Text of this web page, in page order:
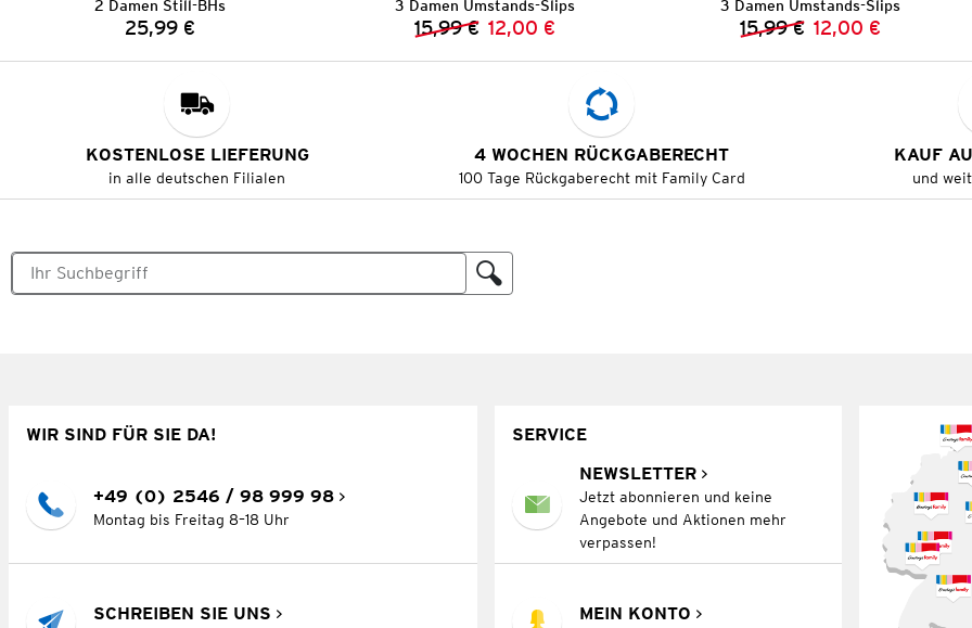
2 Damen Still-BHs
Preis:
25,99 €
3 Damen Umstands-Slips
Vorheriger Preis:
15,99 € Neuer Preis:
12,00 €
3 Damen Umstands-Slips
Vorheriger Preis:
15,99 € Neuer Preis:
12,00 €
KOSTENLOSE LIEFERUNG
in alle deutschen Filialen
4 WOCHEN RÜCKGABERECHT
100 Tage Rückgaberecht mit Family Card
KAUF
und
WIR SIND FÜR SIE DA!
+49 (0) 2546 / 98 999 98
Montag bis Freitag 8–18 Uhr
SCHREIBEN SIE UNS
SERVICE
NEWSLETTER
Jetzt abonnieren und keine
Angebote und Aktionen mehr
verpassen!
MEIN KONTO